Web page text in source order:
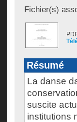
Fichier(s)
Résumé
La danse
suscite
institutions